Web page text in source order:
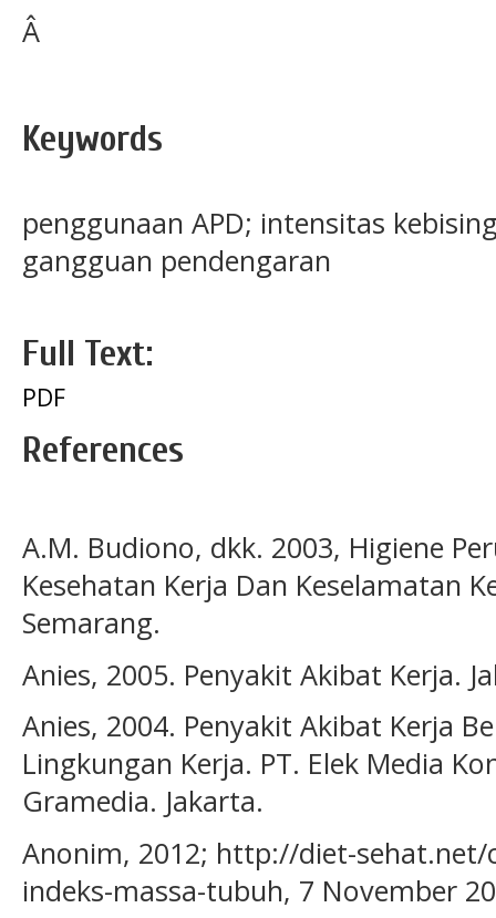
Â
Keywords
penggunaan APD; intensitas
gangguan pendengaran
Full Text:
PDF
References
A.M. Budiono, dkk. 2003, Higiene
Kesehatan Kerja Dan Keselamatan
Semarang.
Anies, 2005. Penyakit Akibat Kerja.
Anies, 2004. Penyakit Akibat Kerja
Lingkungan Kerja. PT. Elek Media
Gramedia. Jakarta.
Anonim, 2012; http://diet-
indeks-massa-tubuh, 7 November